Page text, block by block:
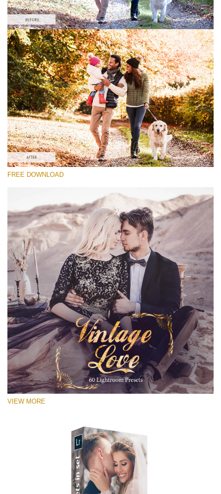
Please select
Lightroom Fall Preset #24
Vintage Love
(60 Lr Presets)
Wedding Collection
(400 Lr Presets)
Entire Collection
(2067 Lr Presets)
Free download
FREE DOWNLOAD
VIEW MORE